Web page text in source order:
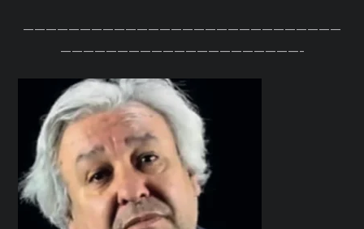
————————————————————————————
—————————————————————-